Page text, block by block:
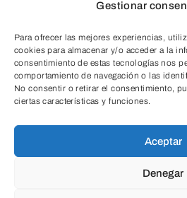
Gestionar
Para ofrecer las mejores experiencias,
cookies para almacenar y/o acceder a la
consentimiento de estas tecnologías nos
comportamiento de navegación o las
No consentir o retirar el consentimiento,
ciertas características y funciones.
Aceptar
Denegar